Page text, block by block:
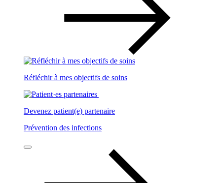
Réfléchir à mes objectifs de soins
Devenez patient(e) partenaire
Prévention des infections